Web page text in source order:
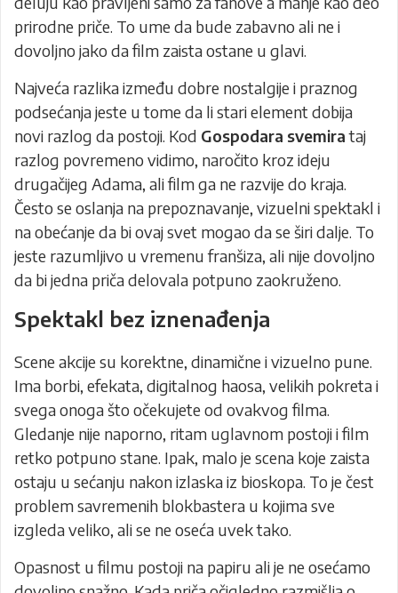
prirodne priče. To ume da bude zabavno ali ne i
dovoljno jako da film zaista ostane u glavi.
Najveća razlika između dobre nostalgije i praznog
podsećanja jeste u tome da li stari element dobija
novi razlog da postoji. Kod Gospodara svemirataj
razlog povremeno vidimo, naročito kroz ideju
drugačijeg Adama, ali film ga ne razvije do kraja.
Često se oslanja na prepoznavanje, vizuelni spektakl i
na obećanje da bi ovaj svet mogao da se širi dalje. To
jeste razumljivo u vremenu franšiza, ali nije dovoljno
da bi jedna priča delovala potpuno zaokruženo.
Spektakl bez iznenađenja
Scene akcije su korektne, dinamične i vizuelno pune.
Ima borbi, efekata, digitalnog haosa, velikih pokreta i
svega onoga što očekujete od ovakvog filma.
Gledanje nije naporno, ritam uglavnom postoji i film
retko potpuno stane. Ipak, malo je scena koje zaista
ostaju u sećanju nakon izlaska iz bioskopa. To je čest
problem savremenih blokbastera u kojima sve
izgleda veliko, ali se ne oseća uvek tako.
Opasnost u filmu postoji na papiru ali je ne osećamo